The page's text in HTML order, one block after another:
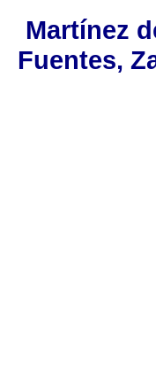
Martínez
Fuentes,